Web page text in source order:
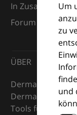
Um
zu
und
In
Forum (EDF)
ÜBER
DermaCompass
Dermatologie –
Tools für den